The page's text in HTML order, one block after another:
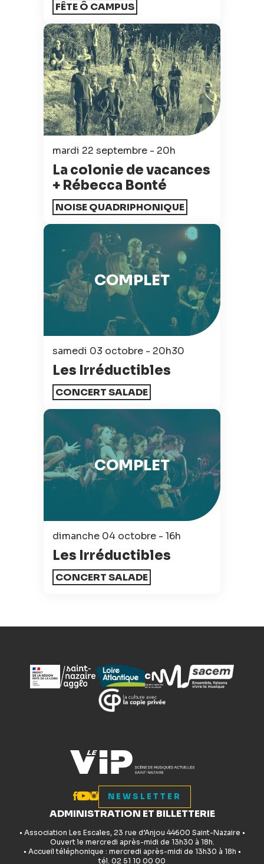
FÊTE Ô CAMPUS
mardi 22 septembre - 20h
La colonie de vacances
+ Rébecca Bonté
NOISE QUADRIPHONIQUE
samedi 03 octobre - 20h30
Les Irréductibles
CONCERT SALADE
COMPLET
dimanche 04 octobre - 16h
Les Irréductibles
CONCERT SALADE
COMPLET
NEWSLETTER
ADMINISTRATION ET BILLETTERIE
• Association Les Escales, 23 rue d’Anjou 44600 Saint-Nazaire •
Ouvert le mercredi après-midi de 13h30 à 18h.
• Accueil téléphonique : mercredi après-midi de 13h30 à 18h •
tél. 02 51 10 00 00